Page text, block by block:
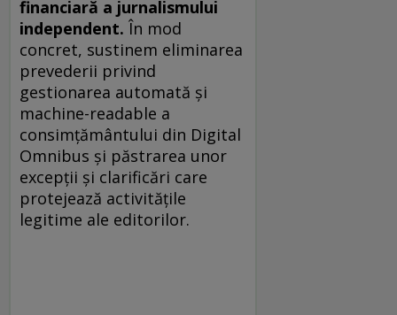
financiară a jurnalismului
independent. În mod
concret, sustinem eliminarea
prevederii privind
gestionarea automată și
machine-readable a
consimțământului din Digital
Omnibus și păstrarea unor
excepții și clarificări care
protejează activitățile
legitime ale editorilor.